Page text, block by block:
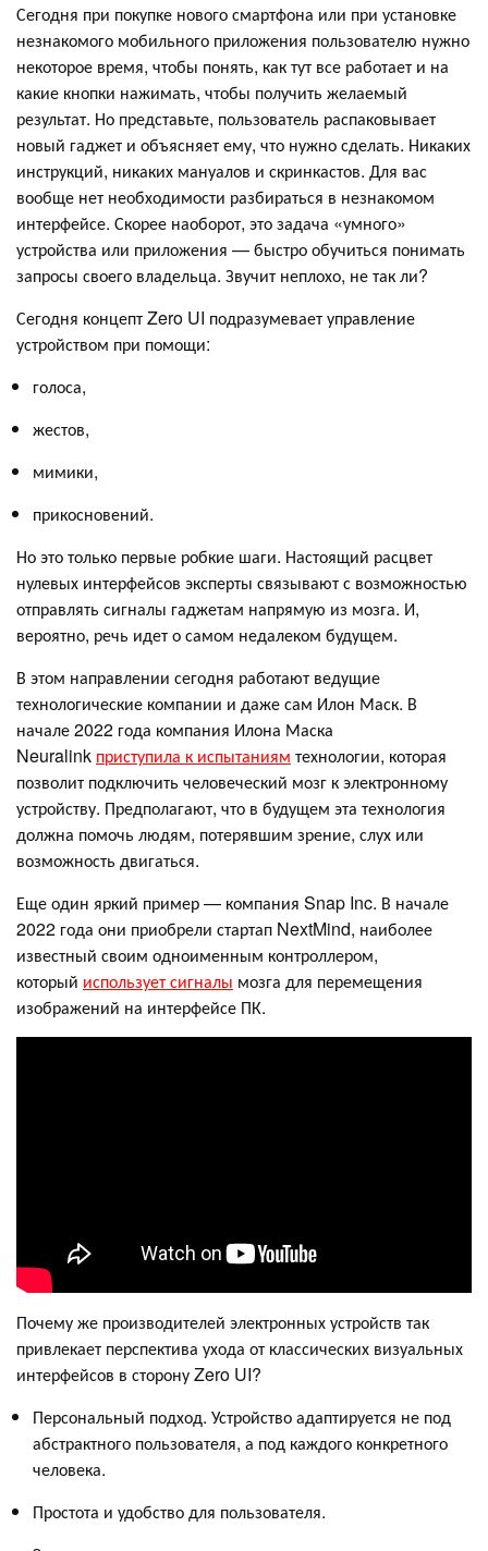
Сегодня при покупке нового смартфона или при установке
незнакомого мобильного приложения пользователю нужно
некоторое время, чтобы понять, как тут все работает и на
какие кнопки нажимать, чтобы получить желаемый
результат. Но представьте, пользователь распаковывает
новый гаджет и объясняет ему, что нужно сделать. Никаких
инструкций, никаких мануалов и скринкастов. Для вас
вообще нет необходимости разбираться в незнакомом
интерфейсе. Скорее наоборот, это задача «умного»
устройства или приложения — быстро обучиться понимать
запросы своего владельца. Звучит неплохо, не так ли?
Сегодня концепт Zero UI подразумевает управление
устройством при помощи:
голоса,
жестов,
мимики,
прикосновений.
Но это только первые робкие шаги. Настоящий расцвет
нулевых интерфейсов эксперты связывают с возможностью
отправлять сигналы гаджетам напрямую из мозга. И,
вероятно, речь идет о самом недалеком будущем.
В этом направлении сегодня работают ведущие
технологические компании и даже сам Илон Маск. В
начале 2022 года компания Илона Маска
Neuralink приступила к испытаниям технологии, которая
позволит подключить человеческий мозг к электронному
устройству. Предполагают, что в будущем эта технология
должна помочь людям, потерявшим зрение, слух или
возможность двигаться.
Еще один яркий пример — компания Snap Inc. В начале
2022 года они приобрели стартап NextMind, наиболее
известный своим одноименным контроллером,
который использует сигналы мозга для перемещения
изображений на интерфейсе ПК.
Почему же производителей электронных устройств так
привлекает перспектива ухода от классических визуальных
интерфейсов в сторону Zero UI?
Персональный подход. Устройство адаптируется не под
абстрактного пользователя, а под каждого конкретного
человека.
Простота и удобство для пользователя.